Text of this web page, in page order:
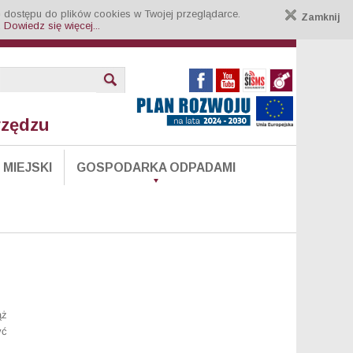
do plików cookies w Twojej przeglądarce. Zamknij
Dowiedz się więcej...
MIEJSKI GOSPODARKA ODPADAMI